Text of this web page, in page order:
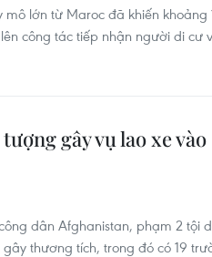
lớn từ Maroc đã khiến khoảng
công tác tiếp nhận người di cư
gây vụ lao xe vào
dân Afghanistan, phạm 2 tội
thương tích, trong đó có 19